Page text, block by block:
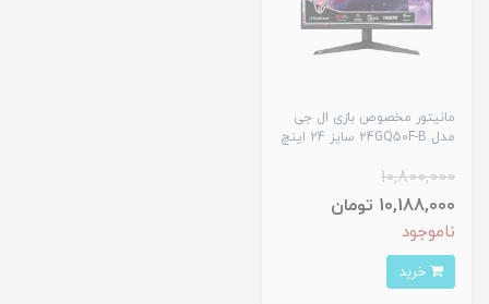
مانیتور مخصوص بازی ال جی
مدل 24GQ50F-B سایز 24 اینچ
10,800,000
10,188,000 تومان
ناموجود